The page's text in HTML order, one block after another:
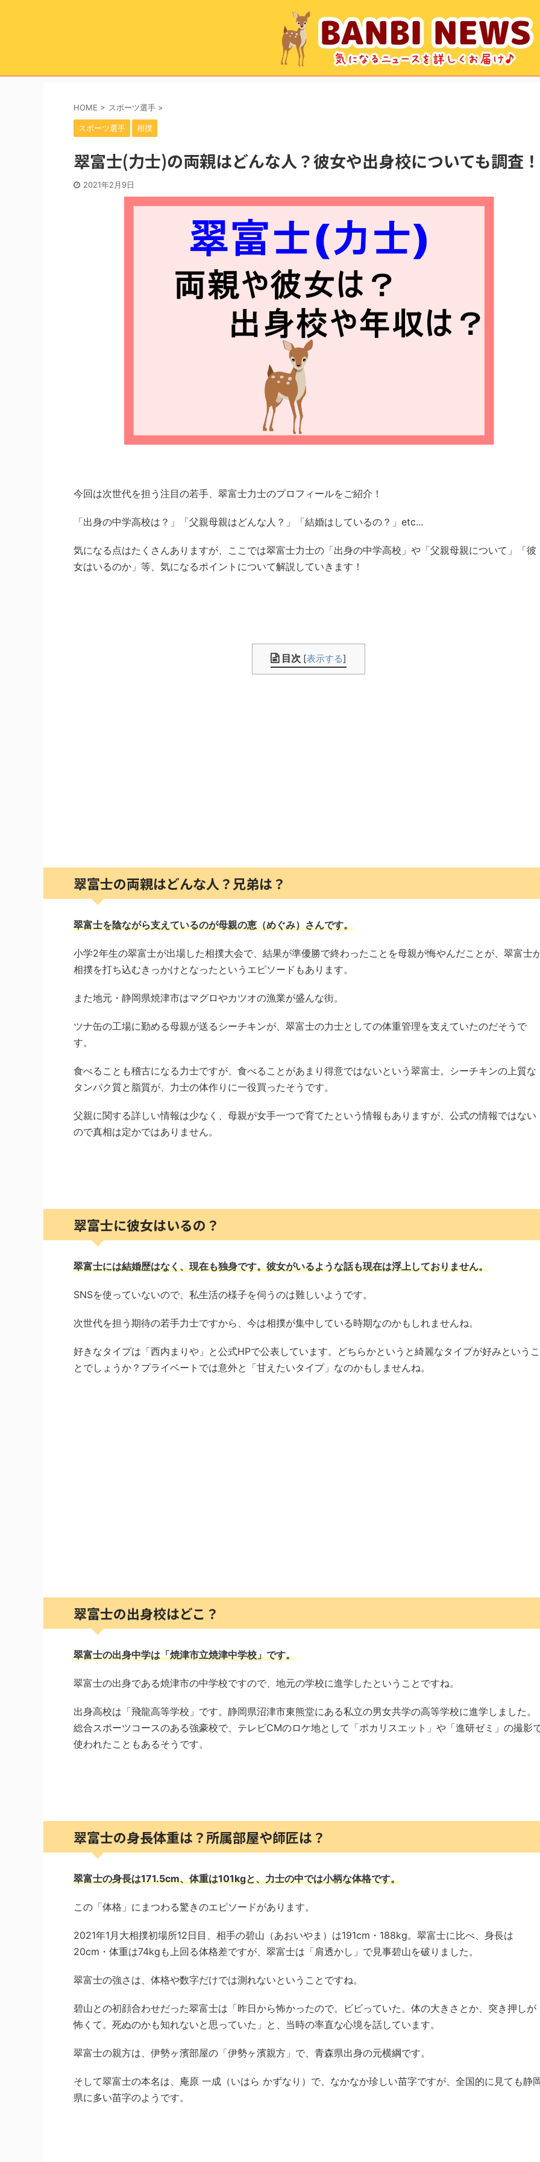
HOME > スポーツ選手 >
スポーツ選手 相撲
翠富士(力士)の両親はどんな人？彼女や出身校についても調査！
2021年2月9日
今回は次世代を担う注目の若手、翠富士力士のプロフィールをご紹介！
「出身の中学高校は？」「父親母親はどんな人？」「結婚はしているの？」etc...
気になる点はたくさんありますが、ここでは翠富士力士の「出身の中学高校」や「父親母親について」「彼
女はいるのか」等、気になるポイントについて解説していきます！
目次 [表示する]
翠富士の両親はどんな人？兄弟は？
翠富士を陰ながら支えているのが母親の恵（めぐみ）さんです。
小学2年生の翠富士が出場した相撲大会で、結果が準優勝で終わったことを母親が悔やんだことが、翠富士
相撲を打ち込むきっかけとなったというエピソードもあります。
また地元・静岡県焼津市はマグロやカツオの漁業が盛んな街。
ツナ缶の工場に勤める母親が送るシーチキンが、翠富士の力士としての体重管理を支えていたのだそうで
す。
食べることも稽古になる力士ですが、食べることがあまり得意ではないという翠富士。シーチキンの上質な
タンパク質と脂質が、力士の体作りに一役買ったそうです。
父親に関する詳しい情報は少なく、母親が女手一つで育てたという情報もありますが、公式の情報ではない
ので真相は定かではありません。
翠富士に彼女はいるの？
翠富士には結婚歴はなく、現在も独身です。彼女がいるような話も現在は浮上しておりません。
SNSを使っていないので、私生活の様子を伺うのは難しいようです。
次世代を担う期待の若手力士ですから、今は相撲が集中している時期なのかもしれませんね。
好きなタイプは「西内まりや」と公式HPで公表しています。どちらかというと綺麗なタイプが好みというこ
とでしょうか？プライベートでは意外と「甘えたいタイプ」なのかもしませんね。
翠富士の出身校はどこ？
翠富士の出身中学は「焼津市立焼津中学校」です。
翠富士の出身である焼津市の中学校ですので、地元の学校に進学したということですね。
出身高校は「飛龍高等学校」です。静岡県沼津市東熊堂にある私立の男女共学の高等学校に進学しました。
総合スポーツコースのある強豪校で、テレビCMのロケ地として「ポカリスエット」や「進研ゼミ」の撮影
使われたこともあるそうです。
翠富士の身長体重は？所属部屋や師匠は？
翠富士の身長は171.5cm、体重は101kgと、力士の中では小柄な体格です。
この「体格」にまつわる驚きのエピソードがあります。
2021年1月大相撲初場所12日目、相手の碧山（あおいやま）は191cm・188kg。翠富士に比べ、身長は
20cm・体重は74kgも上回る体格差ですが、翠富士は「肩透かし」で見事碧山を破りました。
翠富士の強さは、体格や数字だけでは測れないということですね。
碧山との初顔合わせだった翠富士は「昨日から怖かったので。ビビっていた。体の大きさとか、突き押しが
怖くて。死ぬのかも知れないと思っていた」と、当時の率直な心境を話しています。
翠富士の親方は、伊勢ヶ濱部屋の「伊勢ヶ濱親方」で、青森県出身の元横綱です。
そして翠富士の本名は、庵原 一成（いはら かずなり）で、なかなか珍しい苗字ですが、全国的に見ても静
県に多い苗字のようです。